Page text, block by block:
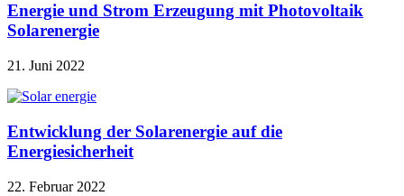
Energie und Strom Erzeugung mit Photovoltaik
Solarenergie
21. Juni 2022
Entwicklung der Solarenergie auf die
Energiesicherheit
22. Februar 2022